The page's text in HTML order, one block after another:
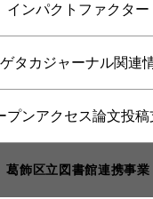
インパクトファクター
タカジャーナル関連
プンアクセス論文投稿
葛飾区立図書館連携事業